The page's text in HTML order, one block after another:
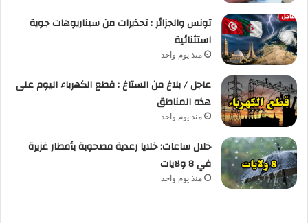
تونس والجزائر : تحذيرات من سيناريوهات جوية
استثنائية
منذ يوم واحد
عاجل / بلاغ من الستاغ : قطع الكهرباء اليوم على
هذه المناطق
منذ يوم واحد
خلال ساعات: خلايا رعدية مصحوبة بأمطار غزيرة
في 8 ولايات
منذ يوم واحد